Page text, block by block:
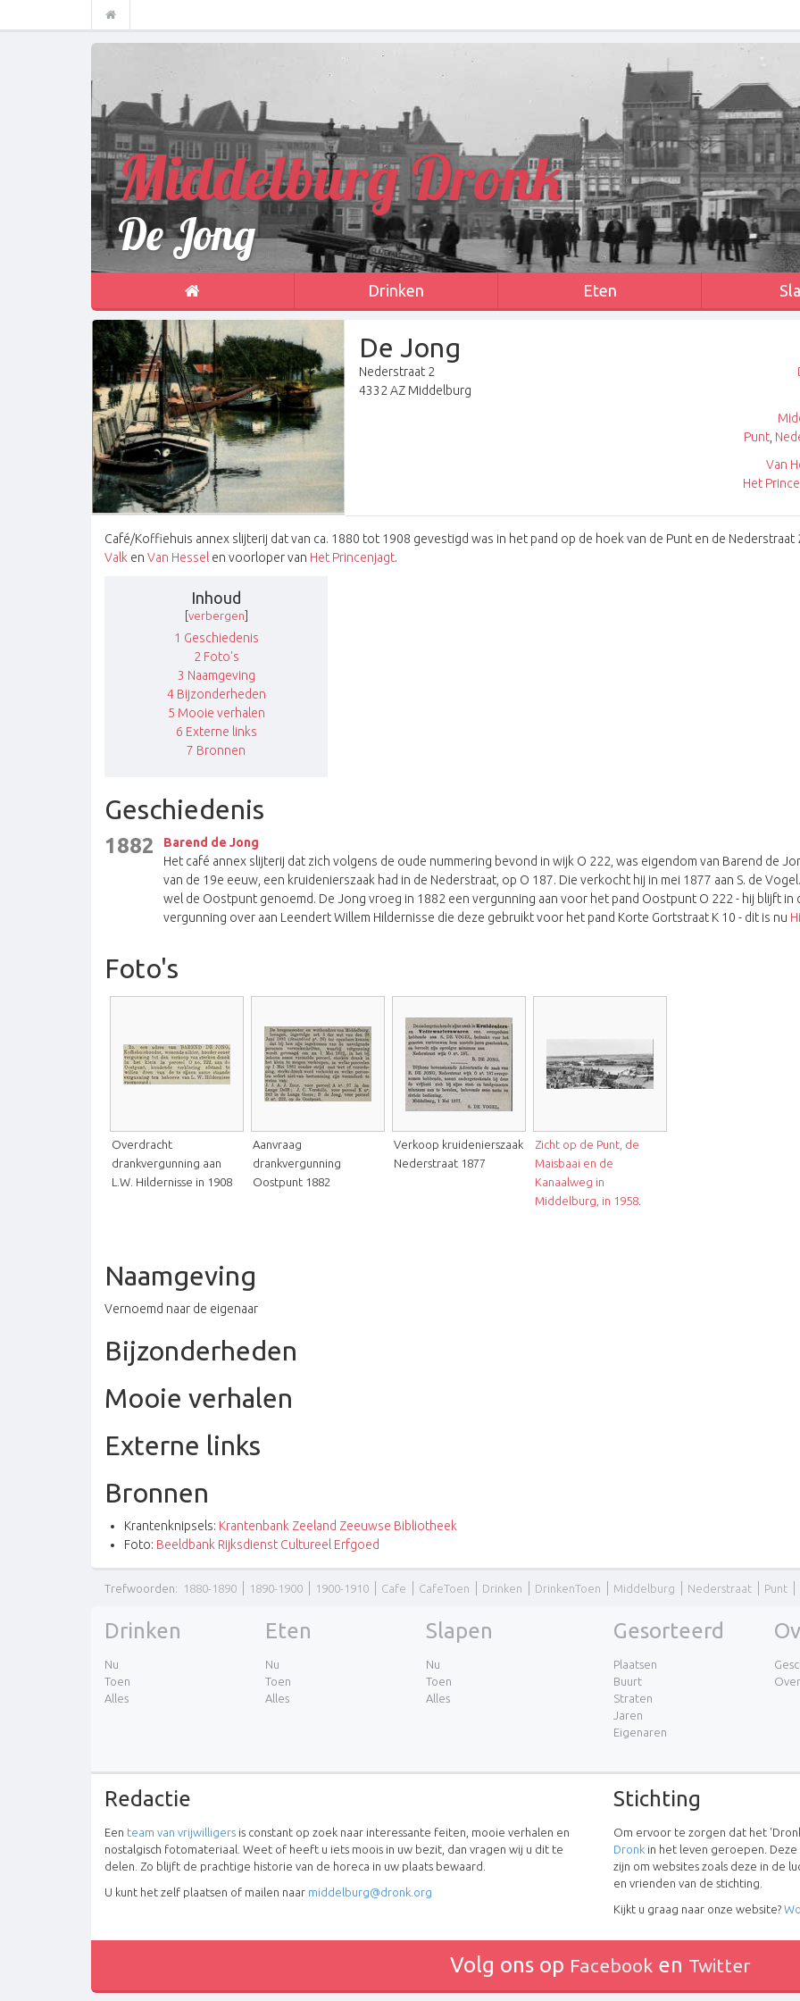
Middelburg Dronk
De Jong
Drinken Eten
De Jong
Nederstraat 2
4332 AZ Middelburg
Punt,
Van
Het
Café/Koffiehuis annex slijterij dat van ca. 1880 tot 1908 gevestigd was in het pand op de hoek van de Punt en de Nederstraat
Valk en Van Hessel en voorloper van Het Princenjagt.
Inhoud
verbergen
1 Geschiedenis
2 Foto's
3 Naamgeving
4 Bijzonderheden
5 Mooie verhalen
6 Externe links
7 Bronnen
Geschiedenis
1882
Barend de Jong
Het café annex slijterij dat zich volgens de oude nummering bevond in wijk O 222, was eigendom van Barend de
van de 19e eeuw, een kruidenierszaak had in de Nederstraat, op O 187. Die verkocht hij in mei 1877 aan S. de
wel de Oostpunt genoemd. De Jong vroeg in 1882 een vergunning aan voor het pand Oostpunt O 222 - hij blijft in
vergunning over aan Leendert Willem Hildernisse die deze gebruikt voor het pand Korte Gortstraat K 10 - dit is nu
Foto's
Overdracht
drankvergunning aan
L.W. Hildernisse in 1908
Aanvraag
drankvergunning
Oostpunt 1882
Verkoop kruidenierszaak
Nederstraat 1877
Zicht op de Punt, de
Maisbaai en de
Kanaalweg in
Middelburg, in 1958
Naamgeving
Vernoemd naar de eigenaar
Bijzonderheden
Mooie verhalen
Externe links
Bronnen
Krantenknipsels: Krantenbank Zeeland Zeeuwse Bibliotheek
Foto: Beeldbank Rijksdienst Cultureel Erfgoed
Trefwoorden: 1880-1890 1890-1900 1900-1910 Cafe CafeToen Drinken DrinkenToen Middelburg Nederstraat Punt
Drinken
Nu
Toen
Alles
Eten
Nu
Toen
Alles
Slapen
Nu
Toen
Alles
Gesorteerd
Plaatsen
Buurt
Straten
Jaren
Eigenaren
Over
Redactie
Een team van vrijwilligers is constant op zoek naar interessante feiten, mooie verhalen en
nostalgisch fotomateriaal. Weet of heeft u iets moois in uw bezit, dan vragen wij u dit te
delen. Zo blijft de prachtige historie van de horeca in uw plaats bewaard.
U kunt het zelf plaatsen of mailen naar middelburg@dronk.org
Stichting
Om ervoor te zorgen dat het
Dronk in het leven geroepen.
zijn om websites zoals deze in de
en vrienden van de stichting.
Kijkt u graag naar onze website?
Volg ons op Facebooken Twitter